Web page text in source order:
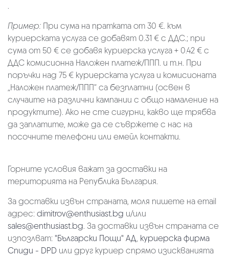
.
Пример: При сума на пратката от 30 €. към
куриерската услуга се добавят 0.31 € с ДДС.; при
сума от 50 € се добавя куриерска услуга + 0.42 € с
ДДС комисионна Наложен платеж/ППП. и т.н. При
поръчки над 75 € куриерската услуга и комисионата
„Наложен платеж/ППП“ са безплатни (освен в
случаите на различни кампании с общо намаление на
продуктите). Ако не сте сигурни, какво ще трябва
да заплатите, може да се съвржете с нас на
посочните телефони или емейл контакти.
Горните условия важат за доставки на
територията на Република България.
За доставки извън страната, моля пишете на email
адрес: dimitrov@enthusiast.bg и/или
sales@enthusiast.bg. За доставки извън страната се
изпозлват: "Български Пощи" АД, куриерска фирма
Спиди - DPD или друг куриер спрямо изискванията